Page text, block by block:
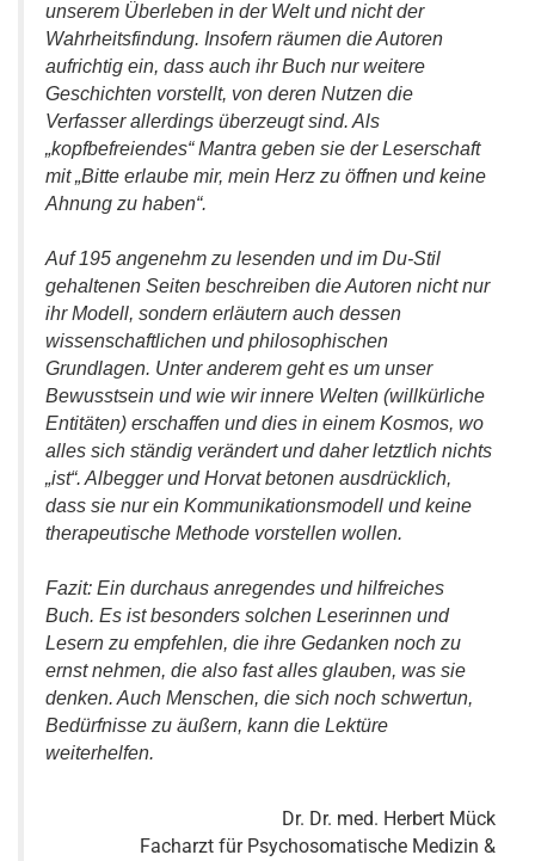
unserem Überleben in der Welt und nicht der
Wahrheitsfindung. Insofern räumen die Autoren
aufrichtig ein, dass auch ihr Buch nur weitere
Geschichten vorstellt, von deren Nutzen die
Verfasser allerdings überzeugt sind. Als
„kopfbefreiendes“ Mantra geben sie der Leserschaft
mit „Bitte erlaube mir, mein Herz zu öffnen und keine
Ahnung zu haben“.
Auf 195 angenehm zu lesenden und im Du-Stil
gehaltenen Seiten beschreiben die Autoren nicht nur
ihr Modell, sondern erläutern auch dessen
wissenschaftlichen und philosophischen
Grundlagen. Unter anderem geht es um unser
Bewusstsein und wie wir innere Welten (willkürliche
Entitäten) erschaffen und dies in einem Kosmos, wo
alles sich ständig verändert und daher letztlich nichts
„ist“. Albegger und Horvat betonen ausdrücklich,
dass sie nur ein Kommunikationsmodell und keine
therapeutische Methode vorstellen wollen.
Fazit: Ein durchaus anregendes und hilfreiches
Buch. Es ist besonders solchen Leserinnen und
Lesern zu empfehlen, die ihre Gedanken noch zu
ernst nehmen, die also fast alles glauben, was sie
denken. Auch Menschen, die sich noch schwertun,
Bedürfnisse zu äußern, kann die Lektüre
weiterhelfen.
Dr. Dr. med. Herbert Mück
Facharzt für Psychosomatische Medizin &